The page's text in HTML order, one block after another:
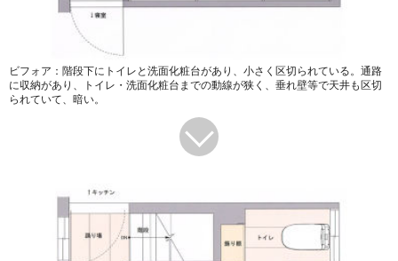
ビフォア：階段下にトイレと洗面化粧台があり、小さく区切られている。通路
に収納があり、トイレ・洗面化粧台までの動線が狭く、垂れ壁等で天井も区切
られていて、暗い。